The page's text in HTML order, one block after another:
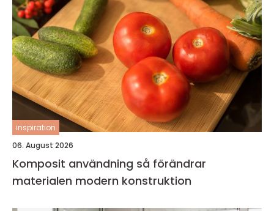
inspiration
06. August 2026
Komposit användning så förändrar
materialen modern konstruktion